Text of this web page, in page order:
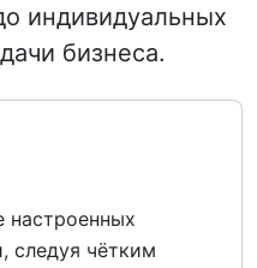
индивидуальных
бизнеса.
настроенных
следуя чётким